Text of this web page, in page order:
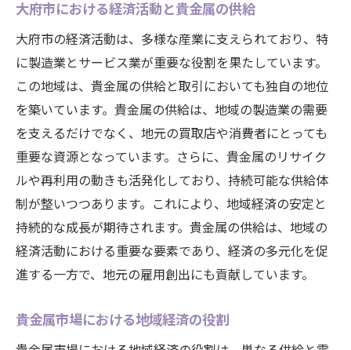
大府市における経済活動と貴金属の供給
大府市の経済活動は、多様な産業に支えられており、特
に製造業とサービス業が重要な役割を果たしています。
この地域は、貴金属の供給と取引においても独自の地位
を築いています。貴金属の供給は、地域の製造業の需要
を支えるだけでなく、地元の買取店や消費者にとっても
重要な資源となっています。さらに、貴金属のリサイク
ルや再利用の動きも活発化しており、持続可能な供給体
制が整いつつあります。これにより、地域経済の安定と
持続的な成長が期待されます。貴金属の供給は、地域の
経済活動における重要な要素であり、経済の多元化を促
進する一方で、地元の雇用創出にも貢献しています。
貴金属市場における地域経済の役割